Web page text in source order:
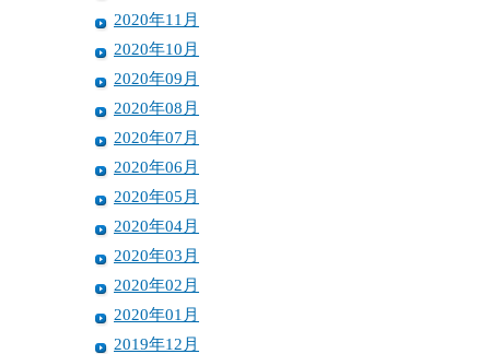
2020年11月
2020年10月
2020年09月
2020年08月
2020年07月
2020年06月
2020年05月
2020年04月
2020年03月
2020年02月
2020年01月
2019年12月